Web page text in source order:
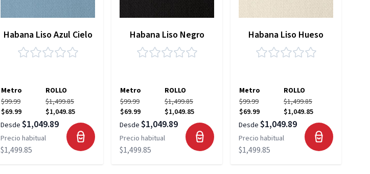
Habana Liso Azul Cielo
Metro
ROLLO
$99.99
$69.99
$1,499.85
$1,049.85
Desde $1,049.89
Precio habitual
$1,499.85
Habana Liso Negro
Metro
ROLLO
$99.99
$69.99
$1,499.85
$1,049.85
Desde $1,049.89
Precio habitual
$1,499.85
Habana Liso Hueso
Metro
ROLLO
$99.99
$69.99
$1,499.85
$1,049.85
Desde $1,049.89
Precio habitual
$1,499.85